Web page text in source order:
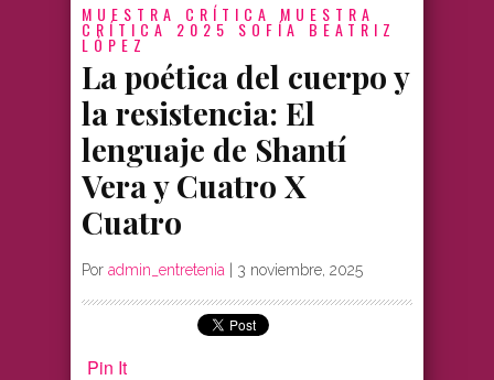
MUESTRA CRÍTICA MUESTRA
CRÍTICA 2025 SOFÍA BEATRIZ
LÓPEZ
La poética del cuerpo y
la resistencia: El
lenguaje de Shantí
Vera y Cuatro X
Cuatro
Por admin_entretenia | 3 noviembre, 2025
Pin It